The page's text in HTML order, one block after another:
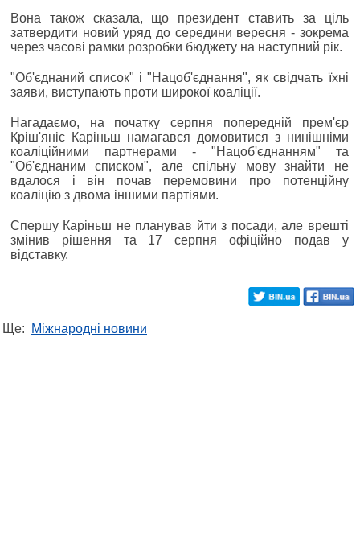
Вона також сказала, що президент ставить за ціль
затвердити новий уряд до середини вересня - зокрема
через часові рамки розробки бюджету на наступний рік.
"Об'єднаний список" і "Нацоб'єднання", як свідчать їхні
заяви, виступають проти широкої коаліції.
Нагадаємо, на початку серпня попередній прем'єр
Кріш'яніс Каріньш намагався домовитися з нинішніми
коаліційними партнерами - "Нацоб'єднанням" та
"Об'єднаним списком", але спільну мову знайти не
вдалося і він почав перемовини про потенційну
коаліцію з двома іншими партіями.
Спершу Каріньш не планував йти з посади, але врешті
змінив рішення та 17 серпня офіційно подав у
відставку.
Ще: Міжнародні новини